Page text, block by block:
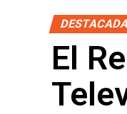
El